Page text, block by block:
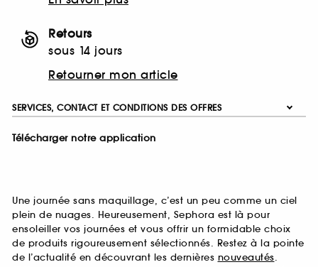
Retours
sous 14 jours
Retourner mon article
SERVICES, CONTACT ET CONDITIONS DES OFFRES
Télécharger notre application
Une journée sans maquillage, c’est un peu comme un ciel
plein de nuages. Heureusement, Sephora est là pour
ensoleiller vos journées et vous offrir un formidable choix
de produits rigoureusement sélectionnés. Restez à la pointe
de l’actualité en découvrant les dernières nouveautés.